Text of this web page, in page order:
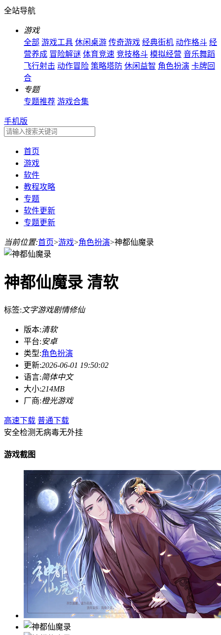
全站导航
游戏
全部 游戏工具 休闲桌游 传奇游戏 经典街机 动作格斗 经
营养成 冒险解谜 体育竞速 竞技格斗 模拟经营 音乐舞蹈
飞行射击 动作冒险 策略塔防 休闲益智 角色扮演 卡牌回
合
专题
专题推荐 游戏合集
手机版
首页
游戏
软件
教程攻略
专题
软件更新
专题更新
当前位置:首页>游戏>角色扮演>神都仙魔录
神都仙魔录 清软
标签: 文字游戏剧情修仙
版本:清软
平台:安卓
类型:角色扮演
更新:2026-06-01 19:50:02
语言:简体中文
大小:214MB
厂商:橙光游戏
高速下载 普通下载
安全检测无病毒无外挂
游戏截图